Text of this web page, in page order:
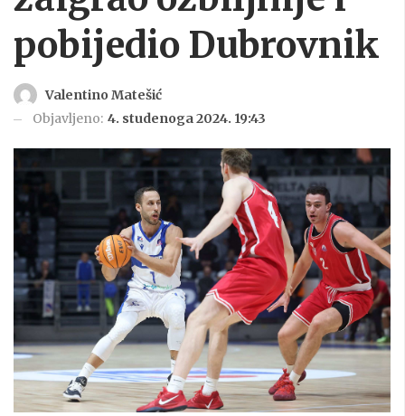
pobijedio Dubrovnik
Valentino Matešić
Objavljeno: 4. studenoga 2024. 19:43